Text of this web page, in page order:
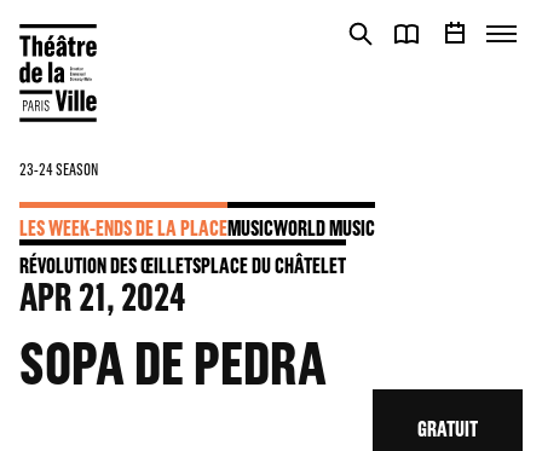
23-24 SEASON
LES WEEK-ENDS DE LA PLACEMUSICWORLD MUSIC
RÉVOLUTION DES ŒILLETSPLACE DU CHÂTELET
APR21, 2024
SOPA DE PEDRA
GRATUIT